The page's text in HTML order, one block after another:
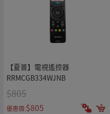
【夏普】電視遙控器
RRMCGB334WJNB
$805
優惠價:$805